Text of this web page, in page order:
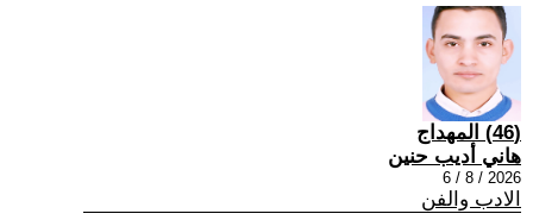
(46) المهداج
هاني أديب حنين
2026 / 8 / 6
الادب والفن